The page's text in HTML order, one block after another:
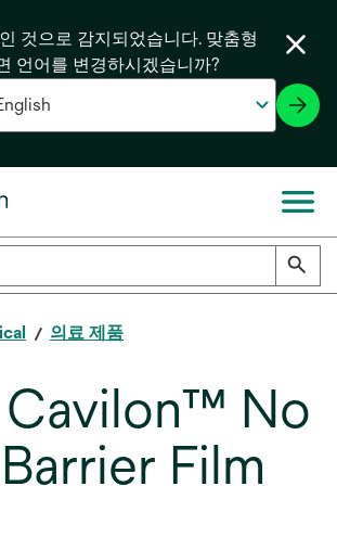
것으로 감지되었습니다. 맞춤형
언어를 변경하시겠습니까?
의료 제품
No
Film